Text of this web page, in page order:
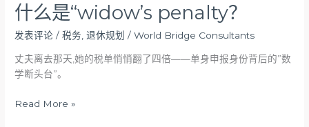
什么是“widow’s penalty？
发表评论 /税务 ,退休规划 /World Bridge Consultants
丈夫离去那天,她的税单悄悄翻了四倍——单身申报身份背后的”数
学断头台”。
Read More »